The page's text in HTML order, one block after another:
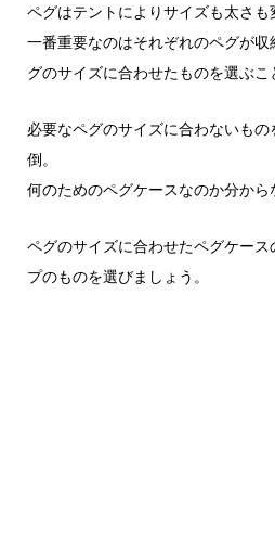
ペグはテントによりサイズも太さも
一番重要なのはそれぞれのペグが
グのサイズに合わせたものを選ぶこ
必要なペグのサイズに合わないも
倒。
何のためのペグケースなのか分から
ペグのサイズに合わせたペグケー
プのものを選びましょう。